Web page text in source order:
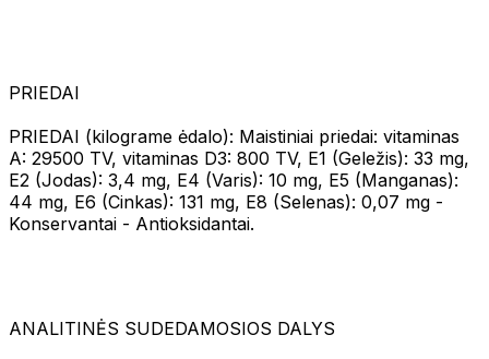
PRIEDAI
PRIEDAI (kilograme ėdalo): Maistiniai priedai: vitaminas
A: 29500 TV, vitaminas D3: 800 TV, E1 (Geležis): 33 mg,
E2 (Jodas): 3,4 mg, E4 (Varis): 10 mg, E5 (Manganas):
44 mg, E6 (Cinkas): 131 mg, E8 (Selenas): 0,07 mg -
Konservantai - Antioksidantai.
ANALITINĖS SUDEDAMOSIOS DALYS